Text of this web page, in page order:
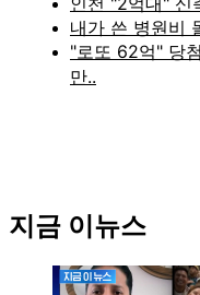
지금 이뉴스